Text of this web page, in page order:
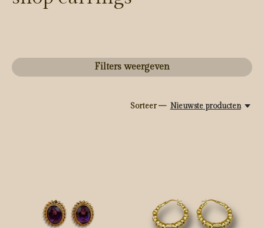
Filters weergeven
Sorteer — Nieuwste producten